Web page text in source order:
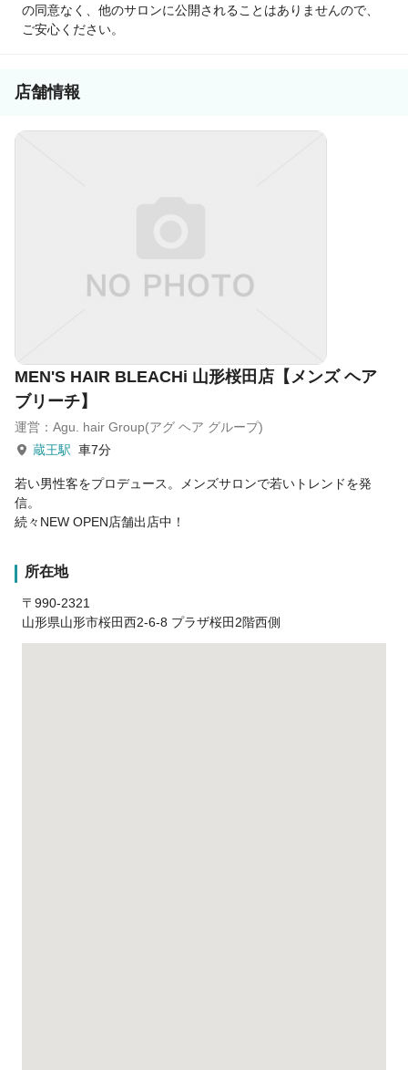
※現時点で美容室経営企業での上場企業は『6社』のみ
ください！
の同意なく、他のサロンに公開されることはありませんので、
ご安心ください。
店舗情報
MEN'S HAIR BLEACHi 山形桜田店【メンズ ヘア
ブリーチ】
運営：Agu. hair Group(アグ ヘア グループ)
蔵王駅 車7分
若い男性客をプロデュース。メンズサロンで若いトレンドを発
信。
続々NEW OPEN店舗出店中！
所在地
〒990-2321
山形県山形市桜田西2-6-8 プラザ桜田2階西側